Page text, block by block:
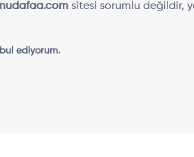
sitesi sorumlu değildir,
ediyorum.